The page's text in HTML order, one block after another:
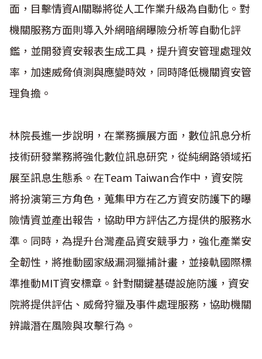
面，目擊情資AI關聯將從人工作業升級為自動化。對
機關服務方面則導入外網暗網曝險分析等自動化評
鑑，並開發資安報表生成工具，提升資安管理處理效
率，加速威脅偵測與應變時效，同時降低機關資安管
理負擔。
林院長進一步說明，在業務擴展方面，數位訊息分析
技術研發業務將強化數位訊息研究，從純網路領域拓
展至訊息生態系。在Team Taiwan合作中，資安院
將扮演第三方角色，蒐集甲方在乙方資安防護下的曝
險情資並產出報告，協助甲方評估乙方提供的服務水
準。同時，為提升台灣產品資安競爭力，強化產業安
全韌性，將推動國家級漏洞獵捕計畫，並接軌國際標
準推動MIT資安標章。針對關鍵基礎設施防護，資安
院將提供評估、威脅狩獵及事件處理服務，協助機關
辨識潛在風險與攻擊行為。